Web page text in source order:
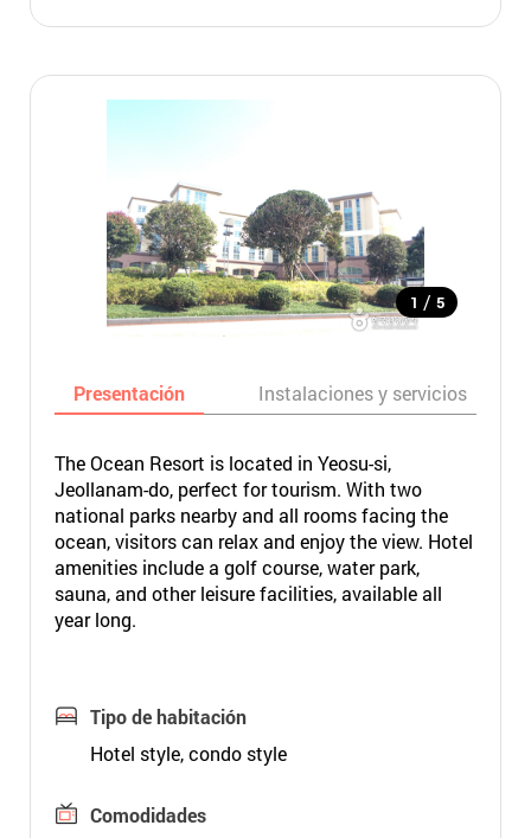
1 / 5
Presentación Instalaciones y servicios
The Ocean Resort is located in Yeosu-si,
Jeollanam-do, perfect for tourism. With two
national parks nearby and all rooms facing the
ocean, visitors can relax and enjoy the view. Hotel
amenities include a golf course, water park,
sauna, and other leisure facilities, available all
year long.
Tipo de habitación
Hotel style, condo style
Comodidades